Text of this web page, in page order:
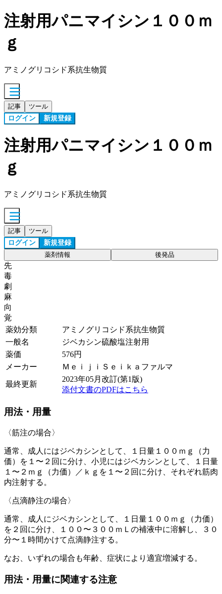
注射用パニマイシン１００ｍ
ｇ
アミノグリコシド系抗生物質
記事 ツール
ログイン 新規登録
注射用パニマイシン１００ｍ
ｇ
アミノグリコシド系抗生物質
記事 ツール
ログイン 新規登録
薬剤情報 後発品
先
毒
劇
麻
向
覚
薬効分類
アミノグリコシド系抗生物質
一般名
ジベカシン硫酸塩注射用
薬価
576円
メーカー
ＭｅｉｊｉＳｅｉｋａファルマ
最終更新
2023年05月改訂(第1版)
添付文書のPDFはこちら
用法・用量
〈筋注の場合〉
通常、成人にはジベカシンとして、１日量１００ｍｇ（力
価）を１〜２回に分け、小児にはジベカシンとして、１日量
１〜２ｍｇ（力価）／ｋｇを１〜２回に分け、それぞれ筋肉
内注射する。
〈点滴静注の場合〉
通常、成人にジベカシンとして、１日量１００ｍｇ（力価）
を２回に分け、１００〜３００ｍＬの補液中に溶解し、３０
分〜１時間かけて点滴静注する。
なお、いずれの場合も年齢、症状により適宜増減する。
用法・用量に関連する注意